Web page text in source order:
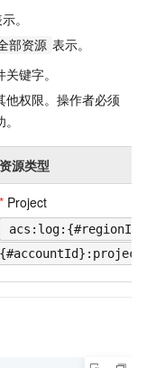
。
部资源 表示。
键字。
他权限。操作者必须
资源类型
* Project
{#accountId}:project/